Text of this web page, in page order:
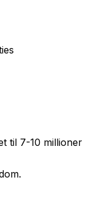
til 7-10 millioner